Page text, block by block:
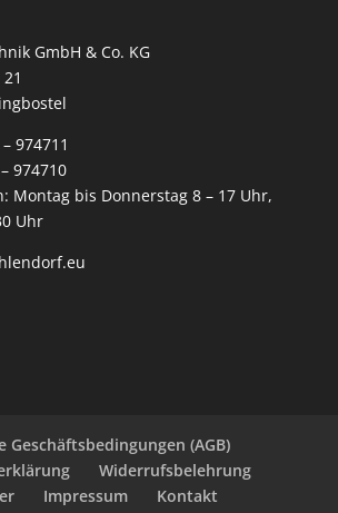
GmbH & Co. KG
974711
974710
Montag bis Donnerstag 8 – 17 Uhr,
Uhr
Geschäftsbedingungen (AGB)
Widerrufsbelehrung
Impressum
Kontakt